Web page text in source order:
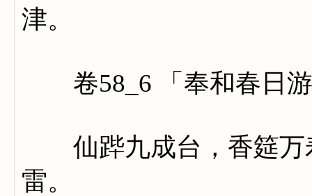
津。
卷58_6 「奉和春日游
仙跸九成台，香筵万
雷。